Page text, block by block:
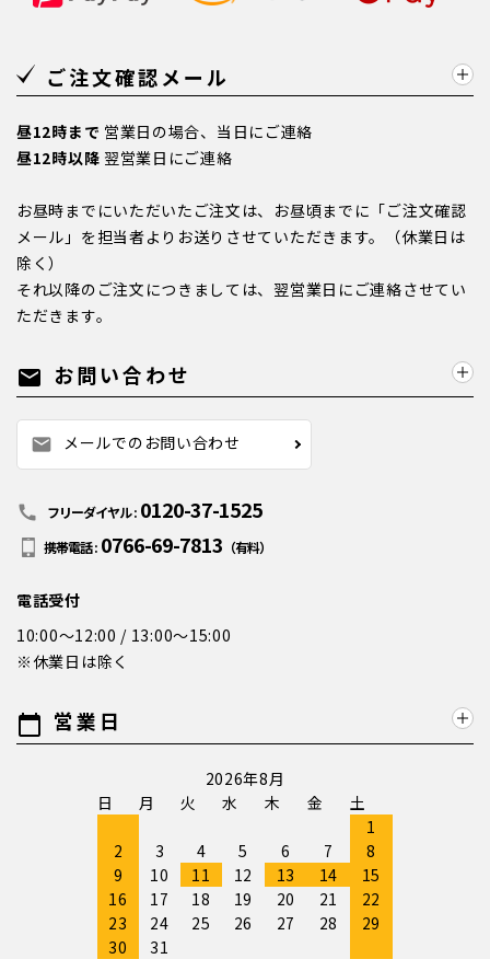
ご注文確認メール
昼12時まで 営業日の場合、当日にご連絡
昼12時以降 翌営業日にご連絡
お昼時までにいただいたご注文は、お昼頃までに「ご注文確認
メール」を担当者よりお送りさせていただきます。（休業日は
除く）
それ以降のご注文につきましては、翌営業日にご連絡させてい
ただきます。
mail お問い合わせ
mail メールでのお問い合わせ
call フリーダイヤル : 0120-37-1525
携帯電話 : 0766-69-7813 （有料）
電話受付
10:00～12:00 / 13:00～15:00
※休業日は除く
calendar_today 営業日
2026年8月
日
月 火 水 木 金
土
1
2
3 4 5 6 7
8
9
10 11 12 13 14
15
16
17 18 19 20 21
22
23
24 25 26 27 28
29
30
31